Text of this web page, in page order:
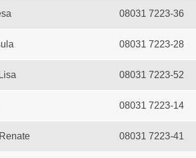
08031 7223-36
08031 7223-28
08031 7223-52
08031 7223-14
08031 7223-41